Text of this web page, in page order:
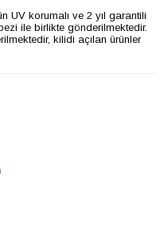
UV korumalı ve 2 yıl garantili
ile birlikte gönderilmektedir.
kilidi açılan ürünler